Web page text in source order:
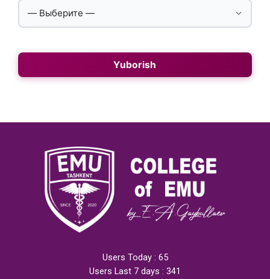
Yuborish
Users Today : 65
Users Last 7 days : 341